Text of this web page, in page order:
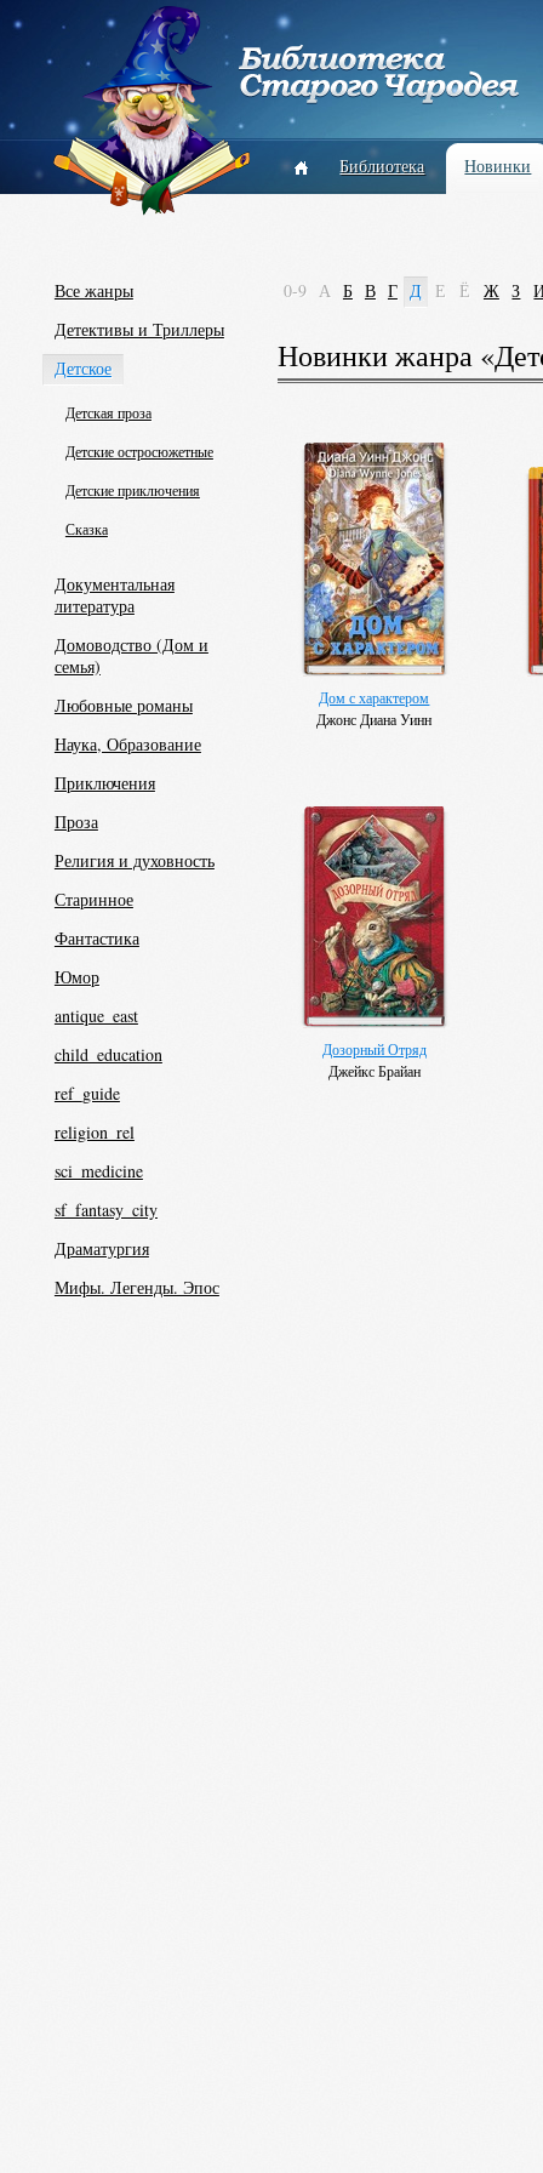
Библиотека Новинки
Все жанры
Детективы и Триллеры
Детское
Детская проза
Детские остросюжетные
Детские приключения
Сказка
Документальная
литература
Домоводство (Дом и
семья)
Любовные романы
Наука, Образование
Приключения
Проза
Религия и духовность
Старинное
Фантастика
Юмор
antique_east
child_education
ref_guide
religion_rel
sci_medicine
sf_fantasy_city
Драматургия
Мифы. Легенды. Эпос
0-9 А Б В Г Д Е Ё Ж З
Новинки жанра
Дом с характером
Джонс Диана Уинн
Дозорный Отряд
Джейкс Брайан